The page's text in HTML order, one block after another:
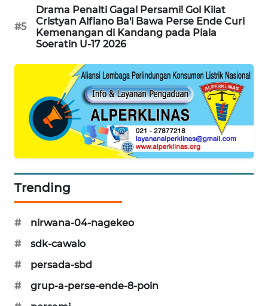
#5
Drama Penalti Gagal Persami! Gol Kilat
Cristyan Alfiano Ba'i Bawa Perse Ende Curi
Kemenangan di Kandang pada Piala
Soeratin U-17 2026
Trending
#
nirwana-04-nagekeo
#
sdk-cawalo
#
persada-sbd
#
grup-a-perse-ende-8-poin
METRO
JAKARTA
NEWS
KRT
KARING
NEWS
GARONGGANG
FISUELRI